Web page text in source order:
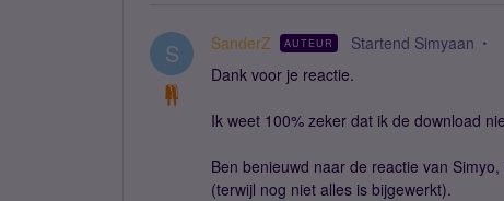
S SanderZ AUTEUR Startend Simyaan
Dank voor je reactie.
Ik weet 100% zeker dat ik de download
Ben benieuwd naar de reactie van
(terwijl nog niet alles is bijgewerkt).